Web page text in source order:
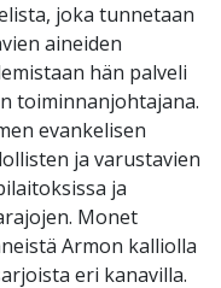
joka tunnetaan
aineiden
hän palveli
toiminnanjohtajana.
evankelisen
ja varustavien
ja
Monet
Armon kalliolla
eri kanavilla.